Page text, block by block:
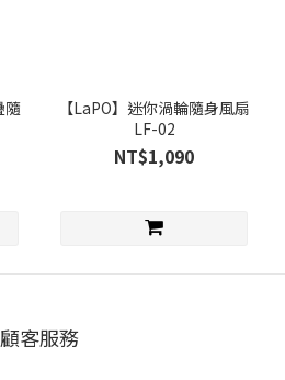
隨
【LaPO】迷你渦輪隨身風扇
LF-02
NT$1,090
顧客服務